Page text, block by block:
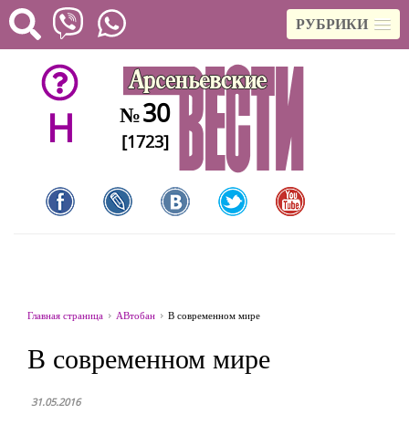
РУБРИКИ
H №30
[1723]
Главная страница АВтобан В современном мире
В современном мире
31.05.2016